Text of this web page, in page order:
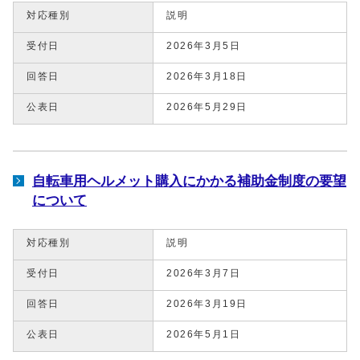
対応種別 説明
受付日 2026年3月5日
回答日 2026年3月18日
公表日 2026年5月29日
自転車用ヘルメット購入にかかる補助金制度の要望
について
対応種別 説明
受付日 2026年3月7日
回答日 2026年3月19日
公表日 2026年5月1日